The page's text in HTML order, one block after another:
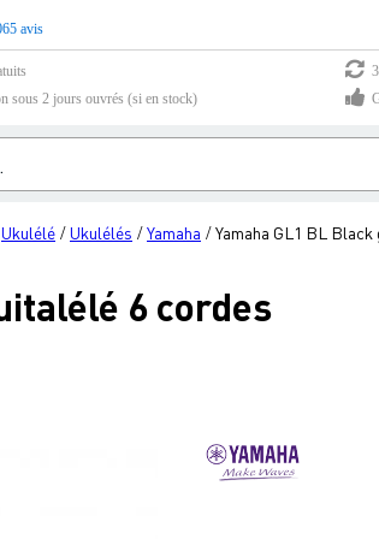
avis
sous 2 jours ouvrés (si en stock)
Ukulélé /Ukulélés /Yamaha /Yamaha GL1 BL
6 cordes